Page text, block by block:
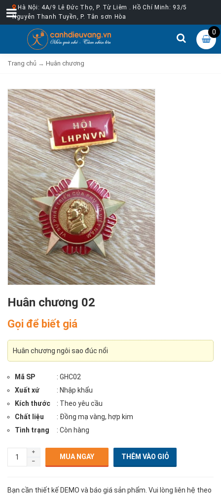
Hà Nội: 4A/9 Lê Đức Thọ, P. Từ Liêm . Hồ Chí Minh: 93/5
Nguyễn Thanh Tuyền, P. Tân sơn Hòa
0
Trang chủ → Huân chương
Huân chương 02
Gọi để biết giá
Huân chương ngôi sao đúc nổi
Mã SP
: GHC02
Xuất xứ
: Nhập khẩu
Kích thước
: Theo yêu cầu
Chất liệu
: Đồng mạ vàng, hợp kim
Tình trạng
: Còn hàng
MUA NGAY
Bạn cần thiết kế DEMO và báo giá sản phẩm. Vui lòng liên hệ theo